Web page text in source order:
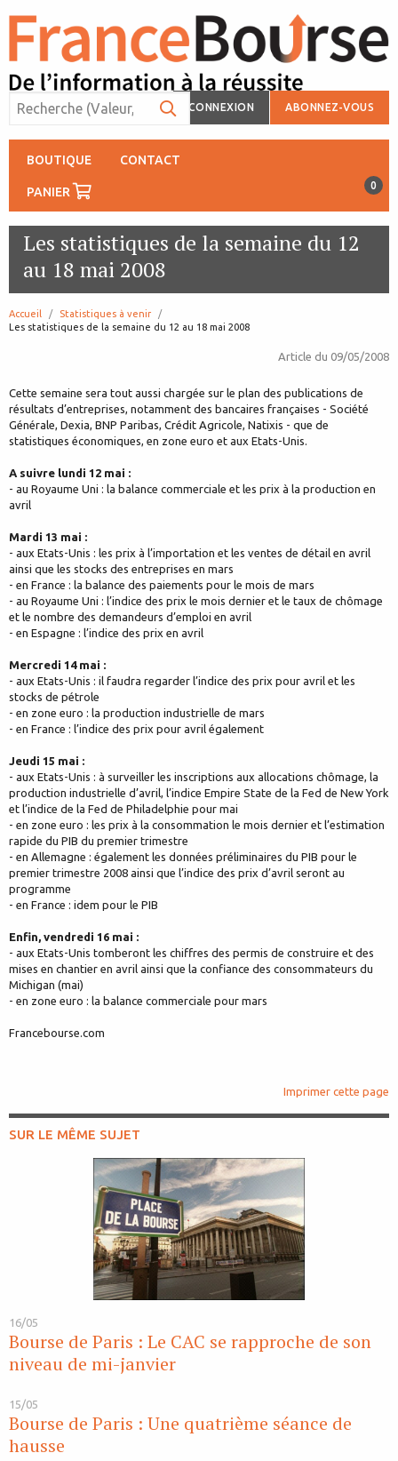
CONNEXION ABONNEZ-VOUS
BOUTIQUE CONTACT
PANIER 0
Les statistiques de la semaine du 12
au 18 mai 2008
Accueil
Statistiques à venir
page:
Les statistiques de la semaine du 12 au 18 mai 2008
Article du 09/05/2008
Cette semaine sera tout aussi chargée sur le plan des publications de
résultats d’entreprises, notamment des bancaires françaises - Société
Générale, Dexia, BNP Paribas, Crédit Agricole, Natixis - que de
statistiques économiques, en zone euro et aux Etats-Unis.
A suivre lundi 12 mai :
- au Royaume Uni : la balance commerciale et les prix à la production en
avril
Mardi 13 mai :
- aux Etats-Unis : les prix à l’importation et les ventes de détail en avril
ainsi que les stocks des entreprises en mars
- en France : la balance des paiements pour le mois de mars
- au Royaume Uni : l’indice des prix le mois dernier et le taux de chômage
et le nombre des demandeurs d’emploi en avril
- en Espagne : l’indice des prix en avril
Mercredi 14 mai :
- aux Etats-Unis : il faudra regarder l’indice des prix pour avril et les
stocks de pétrole
- en zone euro : la production industrielle de mars
- en France : l’indice des prix pour avril également
Jeudi 15 mai :
- aux Etats-Unis : à surveiller les inscriptions aux allocations chômage, la
production industrielle d’avril, l’indice Empire State de la Fed de New York
et l’indice de la Fed de Philadelphie pour mai
- en zone euro : les prix à la consommation le mois dernier et l’estimation
rapide du PIB du premier trimestre
- en Allemagne : également les données préliminaires du PIB pour le
premier trimestre 2008 ainsi que l’indice des prix d’avril seront au
programme
- en France : idem pour le PIB
Enfin, vendredi 16 mai :
- aux Etats-Unis tomberont les chiffres des permis de construire et des
mises en chantier en avril ainsi que la confiance des consommateurs du
Michigan (mai)
- en zone euro : la balance commerciale pour mars
Francebourse.com
Imprimer cette page
SUR LE MÊME SUJET
16/05
Bourse de Paris : Le CAC se rapproche de son
niveau de mi-janvier
15/05
Bourse de Paris : Une quatrième séance de
hausse